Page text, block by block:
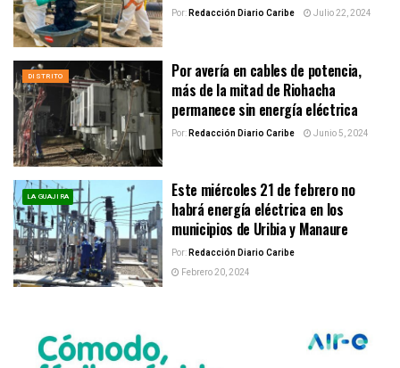
Por:Redacción Diario Caribe Julio 22, 2024
DISTRITO
Por avería en cables de potencia,
más de la mitad de Riohacha
permanece sin energía eléctrica
Por:Redacción Diario Caribe Junio 5, 2024
LA GUAJIRA
Este miércoles 21 de febrero no
habrá energía eléctrica en los
municipios de Uribia y Manaure
Por:Redacción Diario Caribe
Febrero 20, 2024